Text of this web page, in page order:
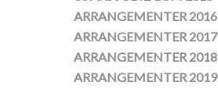
​ARRANGEMENTER 2016
ARRANGEMENTER 2017
ARRANGEMENTER 2018
ARRANGEMENTER 2019